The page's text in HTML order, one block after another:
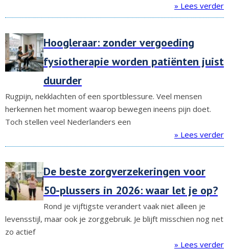
» Lees verder
Hoogleraar: zonder vergoeding
fysiotherapie worden patiënten juist
duurder
Rugpijn, nekklachten of een sportblessure. Veel mensen
herkennen het moment waarop bewegen ineens pijn doet.
Toch stellen veel Nederlanders een
» Lees verder
De beste zorgverzekeringen voor
50-plussers in 2026: waar let je op?
Rond je vijftigste verandert vaak niet alleen je
levensstijl, maar ook je zorggebruik. Je blijft misschien nog net
zo actief
» Lees verder